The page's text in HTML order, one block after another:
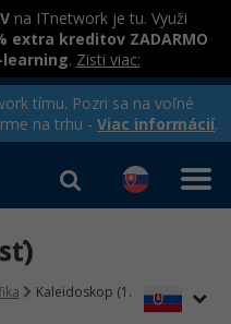
na ITnetwork je tu. Využi
extra kreditov ZADARMO
. Zisti viac:
tímu. Pozri sa na voľné
na trhu - Viac informácií.
Kaleidoskop (1.